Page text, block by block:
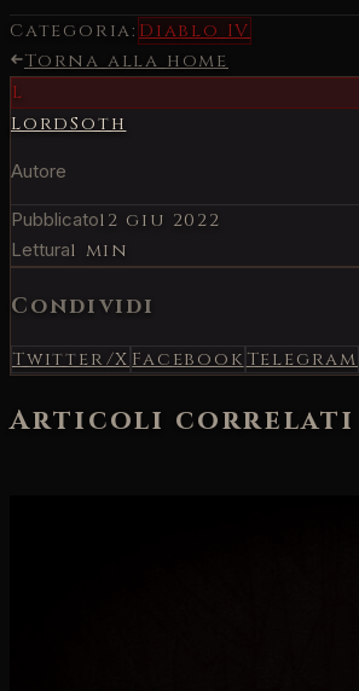
Categoria:Diablo IV
Torna alla home
L
LordSoth
Autore
Pubblicato12 giu 2022
Lettura1 min
Condividi
Twitter/XFacebookTelegram
Articoli correlati